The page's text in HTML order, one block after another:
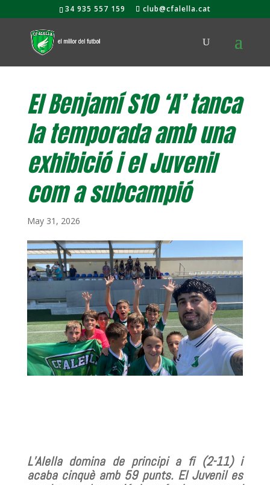
34 935 557 159 club@cfalella.cat
El Benjamí S10 ‘A’ tanca
la temporada amb una
exhibició i el Juvenil
com a subcampió
May 31, 2026
L’Alella domina de principi a fi (2-11) i
acaba cinquè amb 59 punts. El Juvenil es